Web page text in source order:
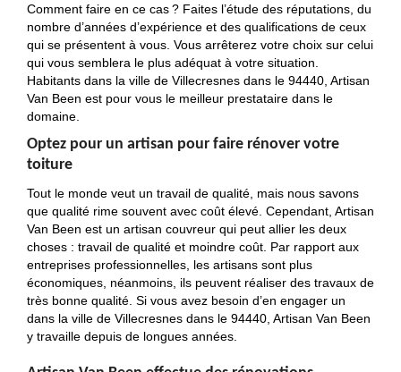
Comment faire en ce cas ? Faites l’étude des réputations, du
nombre d’années d’expérience et des qualifications de ceux
qui se présentent à vous. Vous arrêterez votre choix sur celui
qui vous semblera le plus adéquat à votre situation.
Habitants dans la ville de Villecresnes dans le 94440, Artisan
Van Been est pour vous le meilleur prestataire dans le
domaine.
Optez pour un artisan pour faire rénover votre
toiture
Tout le monde veut un travail de qualité, mais nous savons
que qualité rime souvent avec coût élevé. Cependant, Artisan
Van Been est un artisan couvreur qui peut allier les deux
choses : travail de qualité et moindre coût. Par rapport aux
entreprises professionnelles, les artisans sont plus
économiques, néanmoins, ils peuvent réaliser des travaux de
très bonne qualité. Si vous avez besoin d’en engager un
dans la ville de Villecresnes dans le 94440, Artisan Van Been
y travaille depuis de longues années.